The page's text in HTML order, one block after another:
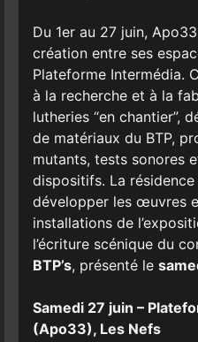
Du 1er au 27 juin,
création entre ses
Plateforme Intermédia.
à la recherche et à la
lutheries “en chantier”,
de matériaux du BTP,
mutants, tests sonores
dispositifs. La
développer les œuvres
installations de
l’écriture scénique du
BTP’s, présenté le
Samedi 27 juin –
(Apo33), Les Nefs